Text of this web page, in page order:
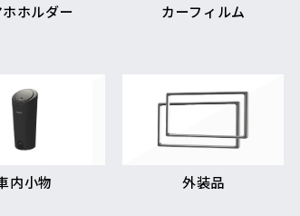
ホルダー カーフィルム
内小物 外装品